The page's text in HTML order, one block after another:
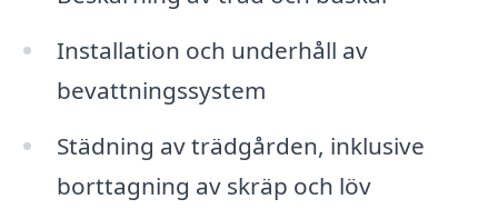
Installation och underhåll av
bevattningssystem
Städning av trädgården, inklusive
borttagning av skräp och löv